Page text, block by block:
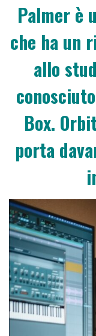
Palmer è
che ha un
allo
Box.
porta